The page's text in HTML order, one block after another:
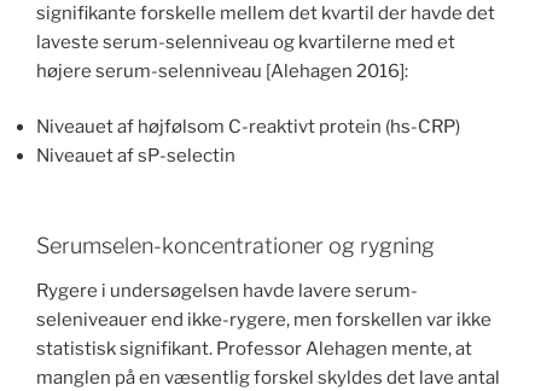
signifikante forskelle mellem det kvartil der havde det
laveste serum-selenniveau og kvartilerne med et
højere serum-selenniveau [Alehagen 2016]:
Niveauet af højfølsom C-reaktivt protein (hs-CRP)
Niveauet af sP-selectin
Serumselen-koncentrationer og rygning
Rygere i undersøgelsen havde lavere serum-
seleniveauer end ikke-rygere, men forskellen var ikke
statistisk signifikant. Professor Alehagen mente, at
manglen på en væsentlig forskel skyldes det lave antal